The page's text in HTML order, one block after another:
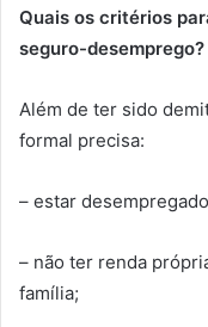
Quais os critérios
seguro-desemprego?
Além de ter sido
formal precisa:
– estar
– não ter renda
família;